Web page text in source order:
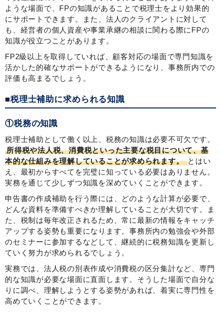
ような場面で、FPの知識があることで税理士をより効果的
にサポートできます。また、法人のクライアントに対して
も、経営者の個人資産や事業承継の相談に関わる際にFPの
知識が役立つことがあります。
FP2級以上を取得していれば、顧客対応の場面で専門知識を
活かした的確なサポートができるようになり、事務所内での
評価も高まるでしょう。
■税理士補助に求められる知識
①税務の知識
税理士補助として働く以上、税務の知識は必要不可欠です。
所得税や法人税、消費税といった主要な税目について、基
本的な仕組みを理解していることが求められます。 とはい
え、最初からすべてを完璧に知っている必要はありません。
実務を通じて少しずつ知識を深めていくことができます。
申告書の作成補助を行う際には、どのような計算が必要で、
どんな資料を準備すべきか理解していることが大切です。ま
た、税制は毎年改正されるため、常に最新の情報をキャッチ
アップする姿勢も重要になります。事務所内の勉強会や外部
のセミナーに参加するなどして、継続的に税務知識を更新し
ていく努力が求められるでしょう。
実務では、法人税の別表作成や消費税の区分集計など、専門
的な知識が必要な場面に直面します。そうした場面で自分な
りに調べ、理解しようとする姿勢があれば、着実に専門性を
高めていくことができます。